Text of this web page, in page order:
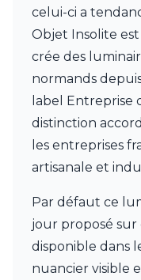
JP Ryckaert
Karboxx
Leds C4
Leucos
LichtRaum Funktion
Lucide
Lucien Gau
Luminara
Lumini
Lupia Licht
Luz Difusion
MA Salgueiro
Marset
Masiero
celui-ci a
Objet Insolite
crée des
normands
label Entreprise
distinction
les entreprises
artisanale et
Par défaut ce
jour proposé sur
disponible dans
nuancier visible